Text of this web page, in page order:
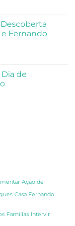
Fernando
Dia de
Ação de
Casa Fernando
Famílias Intervir